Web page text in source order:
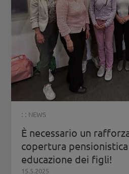
: : NEWS
È necessario un
copertura
educazione dei figli!
15.5.2025